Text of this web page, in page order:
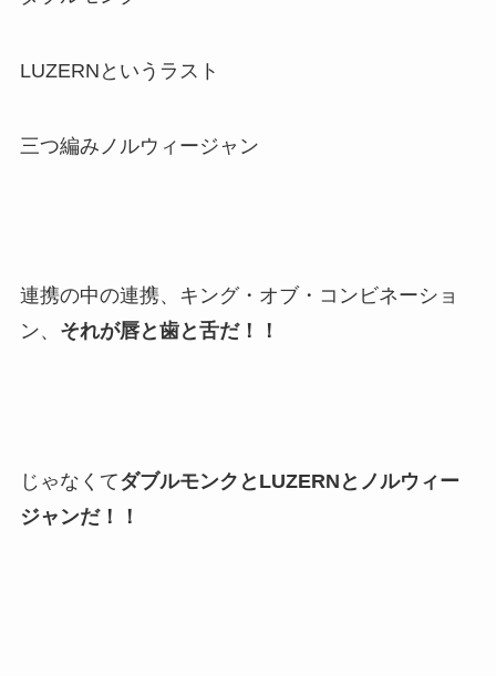
LUZERNというラスト
三つ編みノルウィージャン
連携の中の連携、キング・オブ・コンビネーショ
ン、 それが唇と歯と舌だ！！
じゃなくてダブルモンクとLUZERNとノルウィー
ジャンだ！！